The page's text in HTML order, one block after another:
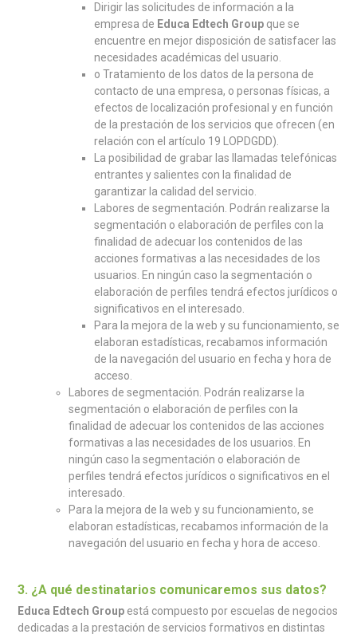
Dirigir las solicitudes de información a la
empresa de Educa Edtech Group que se
encuentre en mejor disposición de satisfacer las
necesidades académicas del usuario.
o Tratamiento de los datos de la persona de
contacto de una empresa, o personas físicas, a
efectos de localización profesional y en función
de la prestación de los servicios que ofrecen (en
relación con el artículo 19 LOPDGDD).
La posibilidad de grabar las llamadas telefónicas
entrantes y salientes con la finalidad de
garantizar la calidad del servicio.
Labores de segmentación. Podrán realizarse la
segmentación o elaboración de perfiles con la
finalidad de adecuar los contenidos de las
acciones formativas a las necesidades de los
usuarios. En ningún caso la segmentación o
elaboración de perfiles tendrá efectos jurídicos o
significativos en el interesado.
Para la mejora de la web y su funcionamiento, se
elaboran estadísticas, recabamos información
de la navegación del usuario en fecha y hora de
acceso.
Labores de segmentación. Podrán realizarse la
segmentación o elaboración de perfiles con la
finalidad de adecuar los contenidos de las acciones
formativas a las necesidades de los usuarios. En
ningún caso la segmentación o elaboración de
perfiles tendrá efectos jurídicos o significativos en el
interesado.
Para la mejora de la web y su funcionamiento, se
elaboran estadísticas, recabamos información de la
navegación del usuario en fecha y hora de acceso.
3. ¿A qué destinatarios comunicaremos sus datos?
Educa Edtech Group está compuesto por escuelas de negocios
dedicadas a la prestación de servicios formativos en distintas